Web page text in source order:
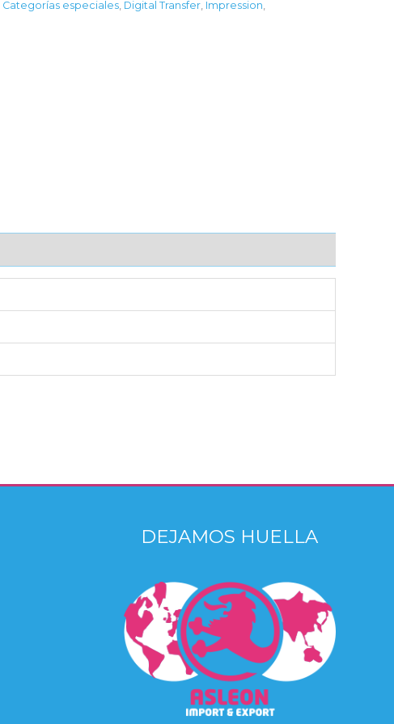
Categorías especiales, Digital Transfer, Impression,
DEJAMOS HUELLA